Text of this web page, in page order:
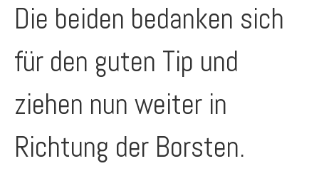
Die beiden bedanken sich
für den guten Tip und
ziehen nun weiter in
Richtung der Borsten.